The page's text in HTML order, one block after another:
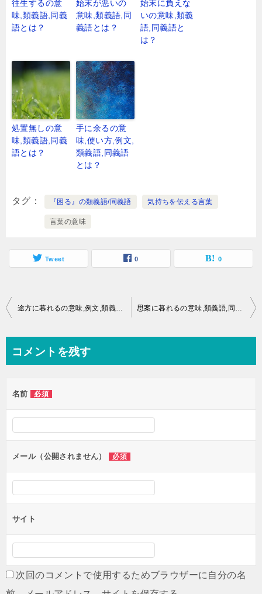
往生するの意
味,類義語,同義
語とは？
始末が悪いの
意味,類義語,同
義語とは？
始末に負えな
いの意味,類義
語,同義語と
は？
処置無しの意
味,類義語,同義
語とは？
手に余るの意
味,使い方,例文,
類義語,同義語
とは？
タグ 『困る』の類義語/同義語 気持ちを伝える言葉
言葉の意味
Tweet 0 0
投
ビ
ー
シ
ン
途方に暮れるの意味,例文,類義語,同義語とは？ 思案に暮れるの意味,類義語,同義語とは？
コメントを残す
名前 必須
メール（公開されません） 必須
サイト
次回のコメントで使用するためブラウザーに自分の名